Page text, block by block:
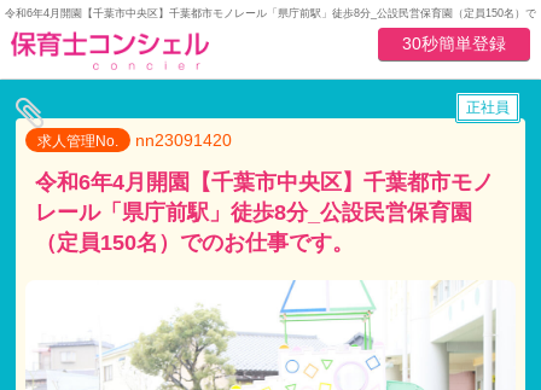
令和6年4月開園【千葉市中央区】千葉都市モノレール「県庁前駅」徒歩8分_公設民営保育園（定員150名）
30秒簡単登録
求人管理No. nn23091420
令和6年4月開園【千葉市中央区】千葉都市モノ
レール「県庁前駅」徒歩8分_公設民営保育園
（定員150名）でのお仕事です。
正社員